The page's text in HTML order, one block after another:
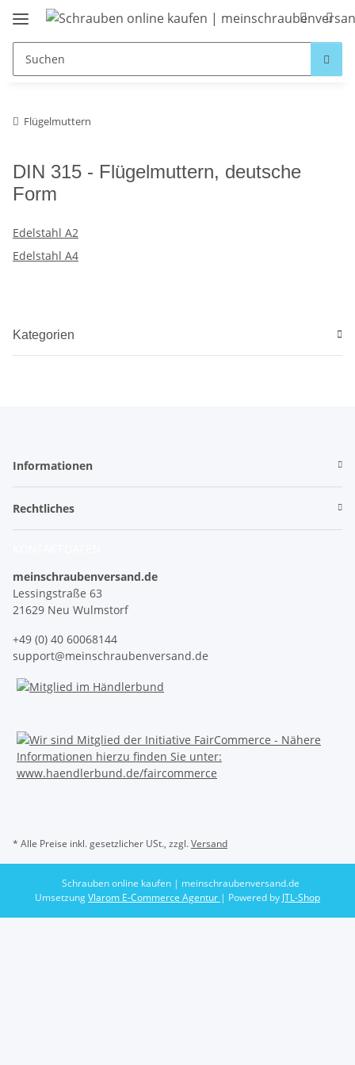
Flügelmuttern
DIN 315 - Flügelmuttern, deutsche
Form
Edelstahl A2
Edelstahl A4
Kategorien
Informationen
Rechtliches
meinschraubenversand.de
Lessingstraße 63
21629 Neu Wulmstorf
+49 (0) 40 60068144
support@meinschraubenversand.de
* Alle Preise inkl. gesetzlicher USt., zzgl.Versand
Schrauben online kaufen | meinschraubenversand.de
UmsetzungVlarom E-Commerce Agentur | Powered by JTL-Shop